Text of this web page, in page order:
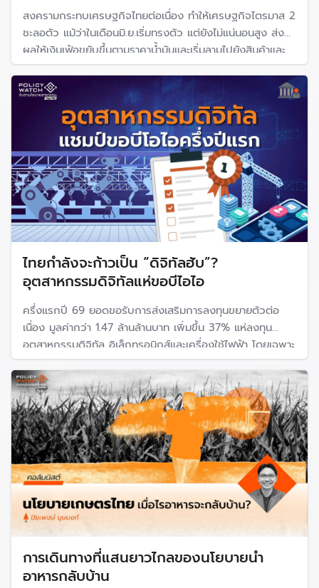
สงครามกระทบเศรษฐกิจไทยต่อเนื่อง ทำให้เศรษฐกิจไตรมาส 2
ชะลอตัว แม้ว่าในเดือนมิ.ย.เริ่มทรงตัว แต่ยังไม่แน่นอนสูง ส่ง
ผลให้เงินเฟ้อขยับขึ้นตามราคาน้ำมันและเริ่มลามไปยังสินค้าและ
บริการแพงขึ้นแล้ว ขณะที่ภาคท่องเที่ยวยังหนัก ลดลงทั้ง
จำนวนนักท่องเที่ยวและรายได้
ไทยกำลังจะก้าวเป็น “ดิจิทัลฮับ”?
อุตสาหกรรมดิจิทัลแห่ขอบีไอไอ
ครึ่งแรกปี 69 ยอดขอรับการส่งเสริมการลงทุนขยายตัวต่อ
เนื่อง มูลค่ากว่า 1.47 ล้านล้านบาท เพิ่มขึ้น 37% แห่ลงทุน
อุตสาหกรรมดิจิทัล อิเล็กทรอนิกส์และเครื่องใช้ไฟฟ้า โดยเฉพาะ
การลงทุนจากต่างประเทศใน Data Center, Data Hosting
และ Cloud Service
การเดินทางที่แสนยาวไกลของนโยบายนำ
อาหารกลับบ้าน